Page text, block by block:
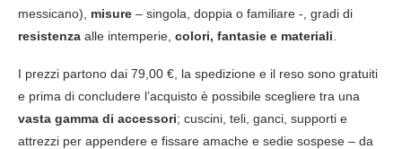
messicano), misure – singola, doppia o familiare -, gradi di
resistenza alle intemperie, colori, fantasie e materiali
I prezzi partono dai 79,00 €, la spedizione e il reso sono gratuiti
e prima di concludere l’acquisto è possibile scegliere tra una
vasta gamma di accessori; cuscini, teli, ganci, supporti e
attrezzi per appendere e fissare amache e sedie sospese – da